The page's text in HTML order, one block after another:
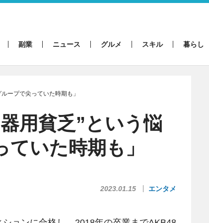
副業 ニュース グルメ スキル 暮らし
ープで尖っていた時期も」
用貧乏”という悩
いた時期も」
2023.01.15 エンタメ